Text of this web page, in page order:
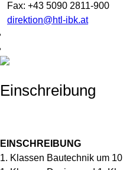
Fax: +43 5090 2811-900
direktion@htl-ibk.at
Einschreibung
EINSCHREIBUNG
1. Klassen Bautechnik um